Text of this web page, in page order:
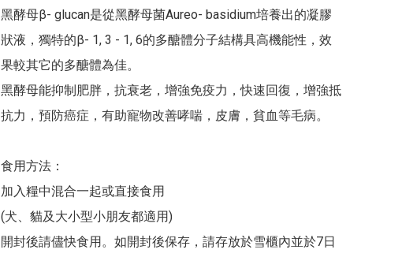
黑酵母β- glucan是從黑酵母菌Aureo- basidium培養出的凝膠
狀液，獨特的β- 1, 3 - 1, 6的多醣體分子結構具高機能性，效
果較其它的多醣體為佳。
黑酵母能抑制肥胖，抗衰老，增強免疫力，快速回復，增強抵
抗力，預防癌症，有助寵物改善哮喘，皮膚，貧血等毛病。
食用方法：
加入糧中混合一起或直接食用
(犬、貓及大小型小朋友都適用)
開封後請儘快食用。如開封後保存，請存放於雪櫃內並於7日